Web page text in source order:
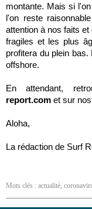
montante. Mais si
l'on reste
attention à nos faits
fragiles et les plus
profitera du plein
offshore.
En attendant,
report.com et sur
Aloha,
La rédaction de Surf
Mots clés : actualité